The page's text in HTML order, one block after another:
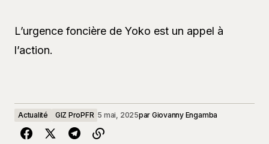
L’urgence foncière de Yoko est un appel à
l’action.
Actualité GIZ ProPFR 5 mai, 2025par Giovanny Engamba